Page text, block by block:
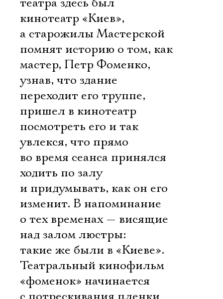
театра здесь был
кинотеатр «Киев»,
а старожилы Мастерской
помнят историю о том, как
мастер, Петр Фоменко,
узнав, что здание
переходит его труппе,
пришел в кинотеатр
посмотреть его и так
увлекся, что прямо
во время сеанса принялся
ходить по залу
и придумывать, как он его
изменит. В напоминание
о тех временах — висящие
над залом люстры:
такие же были в «Киеве».
Театральный кинофильм
«фоменок» начинается